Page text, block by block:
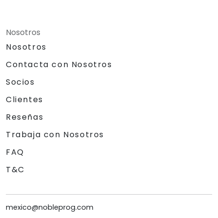
Nosotros
Nosotros
Contacta con Nosotros
Socios
Clientes
Reseñas
Trabaja con Nosotros
FAQ
T&C
mexico@nobleprog.com